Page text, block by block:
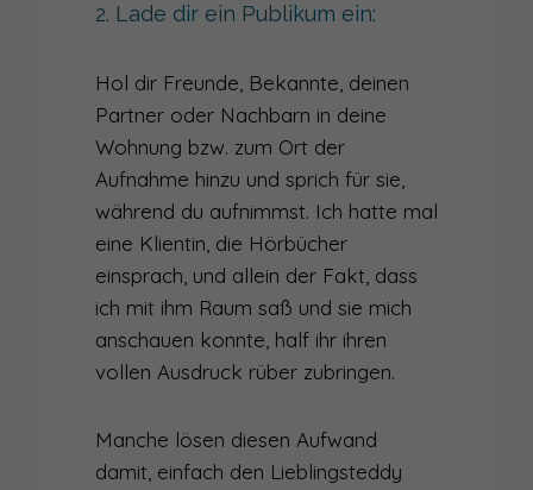
2. Lade dir ein Publikum ein:
Hol dir Freunde, Bekannte, deinen
Partner oder Nachbarn in deine
Wohnung bzw. zum Ort der
Aufnahme hinzu und sprich für sie,
während du aufnimmst. Ich hatte mal
eine Klientin, die Hörbücher
einsprach, und allein der Fakt, dass
ich mit ihm Raum saß und sie mich
anschauen konnte, half ihr ihren
vollen Ausdruck rüber zubringen.
Manche lösen diesen Aufwand
damit, einfach den Lieblingsteddy